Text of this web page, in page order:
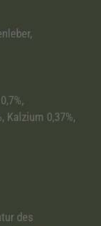
Kalzium 0,37%,
des